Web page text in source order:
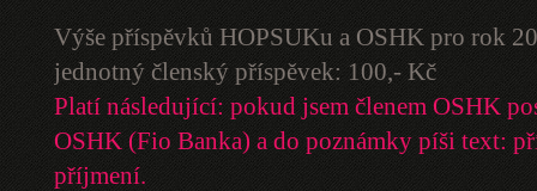
Výše příspěvků HOPSUKu a OSHK pro rok
jednotný členský příspěvek: 100,- Kč
Platí následující: pokud jsem členem OSHK
OSHK (Fio Banka) a do poznámky píši text:
příjmení.